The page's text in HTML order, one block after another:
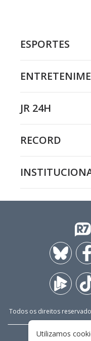
ESPORTES
JR 24H
RECORD
Todos os direitos
Utilizamos